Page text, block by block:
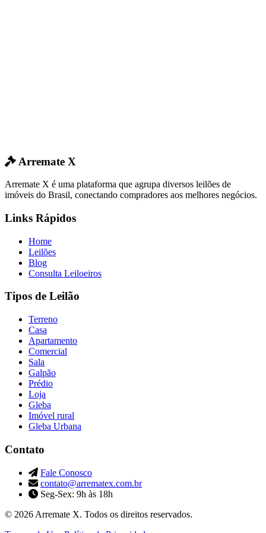
Arremate X
Arremate X é uma plataforma que agrupa diversos leilões de
imóveis do Brasil, conectando compradores aos melhores negócios.
Links Rápidos
Home
Leilões
Blog
Consulta Leiloeiros
Tipos de Leilão
Terreno
Casa
Apartamento
Comercial
Sala
Galpão
Prédio
Loja
Gleba
Imóvel rural
Gleba Urbana
Contato
Fale Conosco
contato@arrematex.com.br
Seg-Sex: 9h às 18h
© 2026 Arremate X. Todos os direitos reservados.